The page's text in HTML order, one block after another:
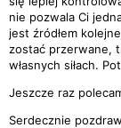
nie pozwala Ci
jest źródłem
zostać przerwane,
własnych siłach.
Jeszcze raz
Serdecznie